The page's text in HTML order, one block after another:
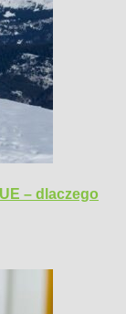
– dlaczego